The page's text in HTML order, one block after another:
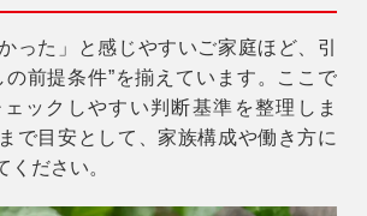
った」と感じやすいご家庭ほど、引
の前提条件”を揃えています。ここで
ックしやすい判断基準を整理しま
で目安として、家族構成や働き方に
ください。